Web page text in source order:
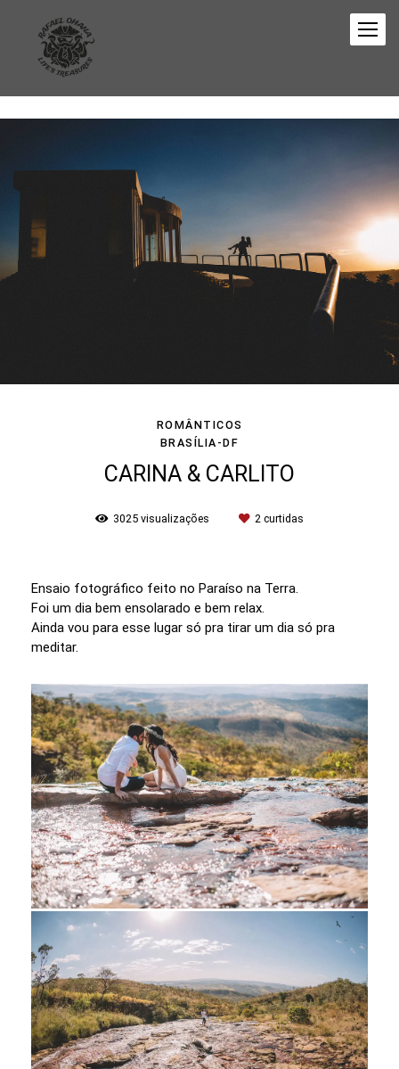
ROMÂNTICOS
BRASÍLIA-DF
CARINA & CARLITO
3025 visualizações 2 curtidas
Ensaio fotográfico feito no Paraíso na Terra.
Foi um dia bem ensolarado e bem relax.
Ainda vou para esse lugar só pra tirar um dia só pra
meditar.